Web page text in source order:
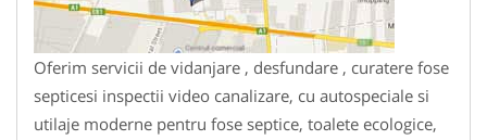
Oferim servicii de vidanjare , desfundare , curatere fose
septicesi inspectii video canalizare, cu autospeciale si
utilaje moderne pentru fose septice, toalete ecologice,